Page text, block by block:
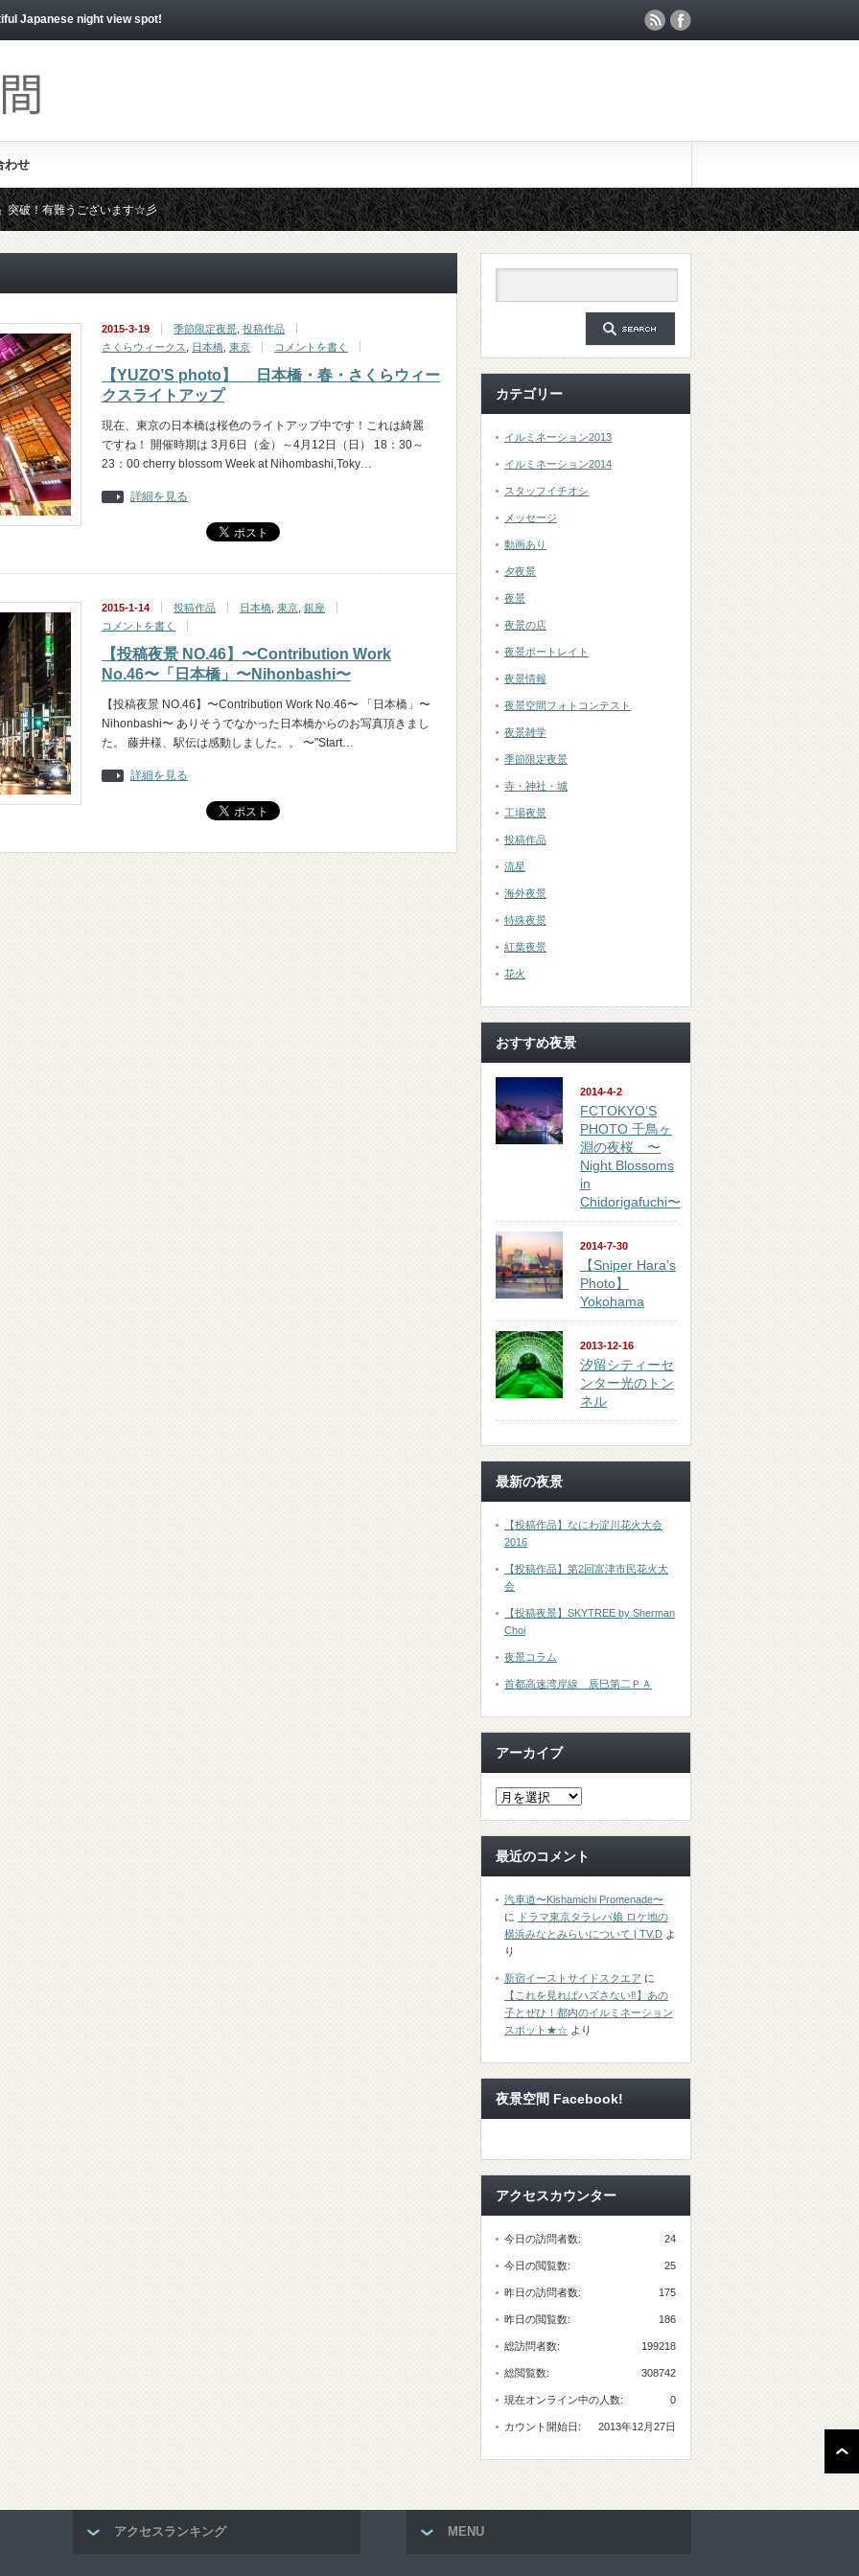
Japanese night view spot!
わせ
突破！有難うございます☆彡
募集しております。ジャンジャン応募くださいませ☆彡
2015-3-19 季節限定夜景 投稿作品
さくらウィークス
日本橋 東京 コメントを書く
【YUZO’S photo】 日本橋・春・さくらウィー
クスライトアップ
現在、東京の日本橋は桜色のライトアップ中です！これは綺麗
ですね！ 開催時期は 3月6日（金）～4月12日（日） 18：30～
23：00 cherry blossom Week at Nihombashi,Toky…
詳細を見る
2015-1-14 投稿作品 日本橋 東京 銀座
コメントを書く
【投稿夜景 NO.46】〜Contribution Work
No.46〜「日本橋」〜Nihonbashi〜
【投稿夜景 NO.46】〜Contribution Work No.46〜 「日本橋」〜
Nihonbashi〜 ありそうでなかった日本橋からのお写真頂きまし
た。 藤井様、駅伝は感動しました。。 〜"Start…
詳細を見る
カテゴリー
イルミネーション2013
イルミネーション2014
スタッフイチオシ
メッセージ
動画あり
夕夜景
夜景
夜景の店
夜景ポートレイト
夜景情報
夜景空間フォトコンテスト
夜景雑学
季節限定夜景
寺・神社・城
工場夜景
投稿作品
流星
海外夜景
特殊夜景
紅葉夜景
花火
おすすめ夜景
2014-4-2
FCTOKYO’S
PHOTO 千鳥ヶ
淵の夜桜 〜
Night Blossoms
in
Chidorigafuchi〜
2014-7-30
【Sniper Hara’s
Photo】
Yokohama
2013-12-16
汐留シティーセ
ンター光のトン
ネル
最新の夜景
【投稿作品】なにわ淀川花火大会
2016
【投稿作品】第2回富津市民花火大
会
【投稿夜景】SKYTREE by Sherman
Choi
夜景コラム
首都高速湾岸線 辰巳第二ＰＡ
アーカイブ
最近のコメント
汽車道〜Kishamichi Promenade〜
に
ドラマ東京タラレバ娘 ロケ地の
横浜みなとみらいについて | TV.D よ
り
新宿イーストサイドスクエア に
【これを見ればハズさない‼︎】あの
子とぜひ！都内のイルミネーション
スポット★☆ より
夜景空間 Facebook!
アクセスカウンター
24
今日の訪問者数:
25
今日の閲覧数:
175
昨日の訪問者数:
186
昨日の閲覧数:
199218
総訪問者数:
308742
総閲覧数:
0
現在オンライン中の人数:
2013年12月27日
カウント開始日:
アクセスランキング MENU